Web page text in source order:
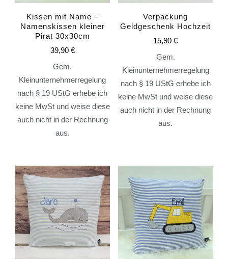
Kissen mit Name –
Namenskissen kleiner
Pirat 30x30cm
39,90 €
Gem.
Kleinunternehmerregelung
nach § 19 UStG erhebe ich
keine MwSt und weise diese
auch nicht in der Rechnung
aus.
Verpackung
Geldgeschenk Hochzeit
15,90€
Gem.
Kleinunternehmerregelung
nach § 19 UStG erhebe ich
keine MwSt und weise diese
auch nicht in der Rechnung
aus.